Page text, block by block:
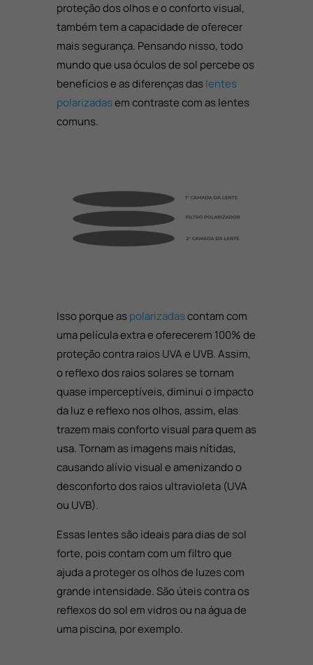
proteção dos olhos e o conforto visual,
também tem a capacidade de oferecer
mais segurança. Pensando nisso, todo
mundo que usa óculos de sol percebe os
benefícios e as diferenças das lentes
polarizadasem contraste com as lentes
comuns.
Isso porque as polarizadascontam com
uma película extra e oferecerem 100% de
proteção contraraios UVA e UVB. Assim,
o reflexo dos raios solares se tornam
quase imperceptíveis, diminui o impacto
da luz e reflexo nos olhos, assim, elas
trazem mais conforto visual para quem as
usa. Tornam as imagens mais nítidas,
causando alívio visual e amenizando o
desconforto dos raios ultravioleta (UVA
ou UVB).
Essas lentes são ideais para dias de sol
forte, pois contam com um filtro que
ajuda a proteger os olhos de luzes com
grande intensidade. São úteis contra os
reflexos do sol em vidros ou na água de
uma piscina, por exemplo.